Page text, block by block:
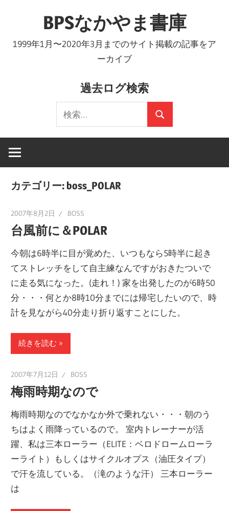
プ
BPSなかやま書庫
1999年1月〜2020年3月までのサイト掲載の記事をア
ーカイブ
過去ログ検索
索:
検
索
カテゴリー: boss_POLAR
2007年8月2日 BOSS
台風前に＆POLAR
今朝は6時半に目が覚めた、いつもなら5時半に起き
てストレッチをして自主練なんですがおきたついで
に走る気になった。(走れ！) 家を出発したのが6時50
分・・・何とか8時10分までには帰宅したいので、時
計を見ながら40分走り折り返すことにした。
続きを読む
2007年7月12日 BOSS
梅雨時期なので
梅雨時期なのでなかなか外で乗れない・・・朝のう
ちはよく雨降っているので。 室内トレーナーが活
躍、私は三本ローラー（ELITE：ベロドロームローラ
ーライト）もしくはサイクルオプス（油圧タイプ）
で汗を流している。（滝のような汗） 三本ローラー
は